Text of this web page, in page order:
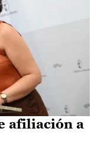
afiliación a